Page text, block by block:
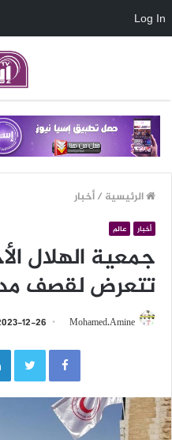
الرئيسية /أخبار
أخبار عالم
جمعية الهلال
تتعرض لقصف
Mohamed.Amine
12-26
Log In